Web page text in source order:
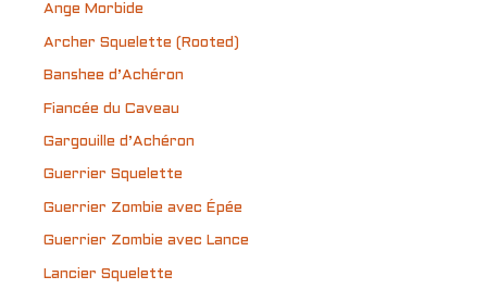
Ange Morbide
Archer Squelette (Rooted)
Banshee d’Achéron
Fiancée du Caveau
Gargouille d’Achéron
Guerrier Squelette
Guerrier Zombie avec Épée
Guerrier Zombie avec Lance
Lancier Squelette